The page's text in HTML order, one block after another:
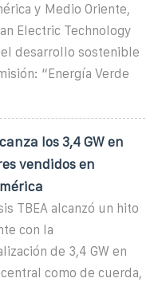
y Medio Oriente,
Electric Technology
desarrollo sostenible
“Energía Verde
los 3,4 GW en
vendidos en
TBEA alcanzó un hito
con la
de 3,4 GW en
como de cuerda,